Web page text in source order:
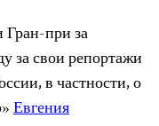
при за
за свои репортажи
в частности, о
Евгения